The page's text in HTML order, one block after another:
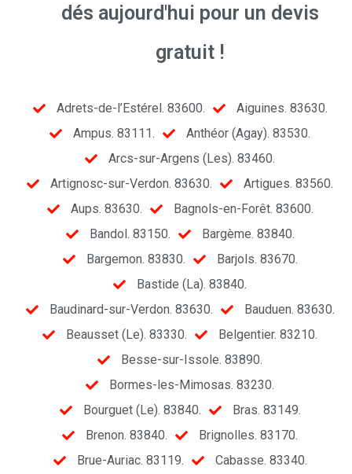
dés aujourd'hui pour un devis
gratuit !
Adrets-de-l’Estérel. 83600.
Aiguines. 83630.
Ampus. 83111.
Anthéor (Agay). 83530.
Arcs-sur-Argens (Les). 83460.
Artignosc-sur-Verdon. 83630.
Artigues. 83560.
Aups. 83630.
Bagnols-en-Forêt. 83600.
Bandol. 83150.
Bargème. 83840.
Bargemon. 83830.
Barjols. 83670.
Bastide (La). 83840.
Baudinard-sur-Verdon. 83630.
Bauduen. 83630.
Beausset (Le). 83330.
Belgentier. 83210.
Besse-sur-Issole. 83890.
Bormes-les-Mimosas. 83230.
Bourguet (Le). 83840.
Bras. 83149.
Brenon. 83840.
Brignolles. 83170.
Brue-Auriac. 83119.
Cabasse. 83340.